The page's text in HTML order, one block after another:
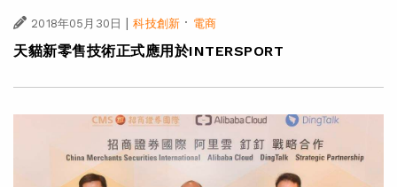
2018年05月30日 | 科技創新 · 電商
天貓新零售技術正式應用於INTERSPORT